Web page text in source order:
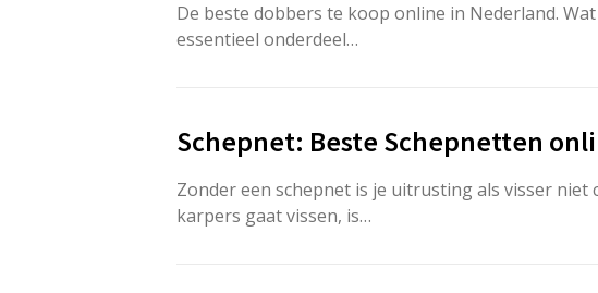
De beste dobbers te koop online in Nederland.
essentieel onderdeel…
Schepnet: Beste Schepnetten
Zonder een schepnet is je uitrusting als visser niet
karpers gaat vissen, is…